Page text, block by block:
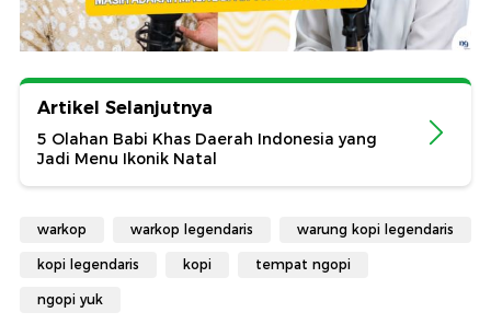
Artikel Selanjutnya
5 Olahan Babi Khas Daerah Indonesia yang
Jadi Menu Ikonik Natal
warkop warkop legendaris warung kopi legendaris
kopi legendaris kopi tempat ngopi
ngopi yuk